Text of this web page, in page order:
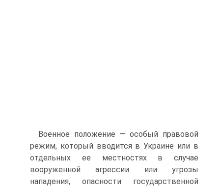
Военное положение — особый правовой
режим, который вводится в Украине или в
отдельных ее местностях в случае
вооруженной агрессии или угрозы
нападения, опасности государственной